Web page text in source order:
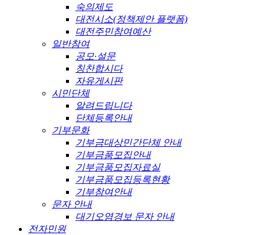
숙의제도
대전시소(정책제안 플랫폼)
대전주민참여예산
일반참여
공모·설문
칭찬합시다
자유게시판
시민단체
알려드립니다
단체등록안내
기부문화
기부금대상민간단체 안내
기부금품모집안내
기부금품모집자료실
기부금품모집등록현황
기부참여안내
문자 안내
대기오염경보 문자 안내
전자민원